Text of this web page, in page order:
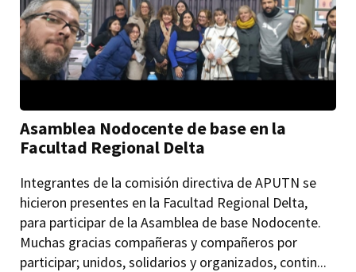
Asamblea Nodocente de base en la
Facultad Regional Delta
Integrantes de la comisión directiva de APUTN se
hicieron presentes en la Facultad Regional Delta,
para participar de la Asamblea de base Nodocente.
Muchas gracias compañeras y compañeros por
participar; unidos, solidarios y organizados, contin...